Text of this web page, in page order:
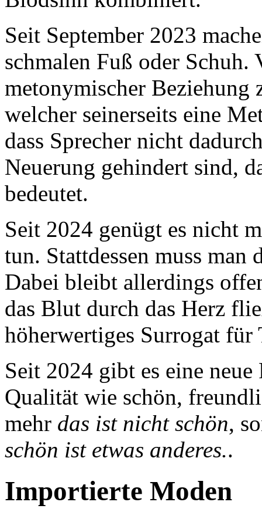
Seit September 2023
schmalen Fuß oder
metonymischer Beziehung
welcher seinerseits eine
dass Sprecher nicht
Neuerung gehindert sind,
bedeutet.
Seit 2024 genügt es nicht
tun. Stattdessen muss
Dabei bleibt allerdings
das Blut durch das Herz
höherwertiges Surrogat
Seit 2024 gibt es eine
Qualität wie schön,
mehr das ist nicht schön,
schön ist etwas anderes..
Importierte Moden